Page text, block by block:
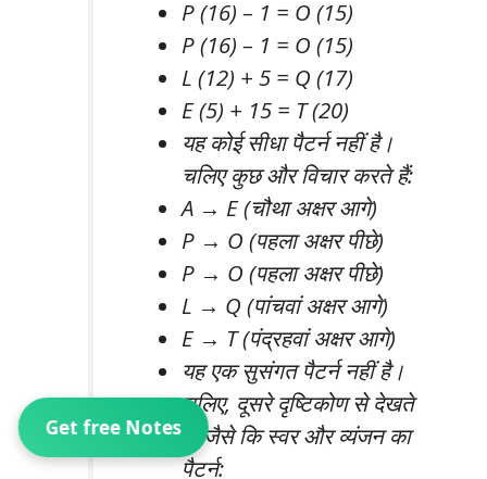
Get free Notes
P (16) – 1 = O (15)
P (16) – 1 = O (15)
L (12) + 5 = Q (17)
E (5) + 15 = T (20)
यह कोई सीधा पैटर्न नहीं है।
चलिए कुछ और विचार करते हैं:
A → E (चौथा अक्षर आगे)
P → O (पहला अक्षर पीछे)
P → O (पहला अक्षर पीछे)
L → Q (पांचवां अक्षर आगे)
E → T (पंद्रहवां अक्षर आगे)
यह एक सुसंगत पैटर्न नहीं है।
चलिए, दूसरे दृष्टिकोण से देखते
हैं, जैसे कि स्वर और व्यंजन का
पैटर्न: